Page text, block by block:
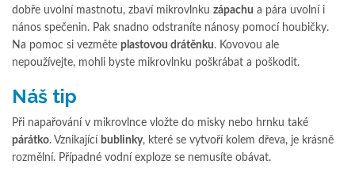
dobře uvolní mastnotu, zbaví mikrovlnku zápachu a pára uvolní i
nános spečenin. Pak snadno odstraníte nánosy pomocí houbičky.
Na pomoc si vezměte plastovou drátěnku. Kovovou ale
nepoužívejte, mohli byste mikrovlnku poškrábat a poškodit.
Náš tip
Při napařování v mikrovlnce vložte do misky nebo hrnku také
párátko. Vznikající bublinky, které se vytvoří kolem dřeva, je krásně
rozmělní. Případné vodní exploze se nemusíte obávat.